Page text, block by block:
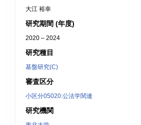
大江 裕幸
研究期間 (年度)
2020 – 2024
研究種目
基盤研究(C)
審査区分
小区分05020:公法学関連
研究機関